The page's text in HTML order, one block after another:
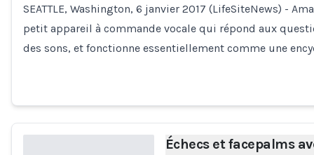
SEATTLE, Washington, 6 janvier 2017 (LifeSiteNews) -
petit appareil à commande vocale qui répond aux
des sons, et fonctionne essentiellement comme une
Échecs et facepalms